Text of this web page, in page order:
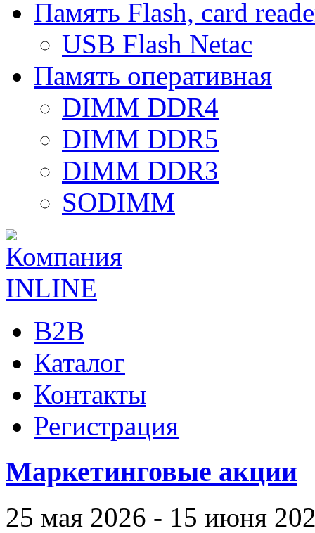
Память Flash, card
USB Flash Netac
Память оперативная
DIMM DDR4
DIMM DDR5
DIMM DDR3
SODIMM
B2B
Каталог
Контакты
Регистрация
Маркетинговые акции
25 мая 2026 - 15 июня